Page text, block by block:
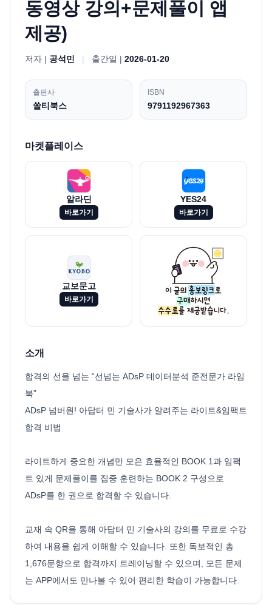
동영상 강의+문제풀이 앱
제공)
저자 | 공석민 | 출간일 | 2026-01-20
출판사
쏠티북스
ISBN
9791192967363
마켓플레이스
알라딘
바로가기
YES24
바로가기
교보문고
바로가기
소개
합격의 선을 넘는 “선넘는 ADsP 데이터분석 준전문가 라임
북”
ADsP 넘버원! 아답터 민 기술사가 알려주는 라이트&임팩트
합격 비법
라이트하게 중요한 개념만 모은 효율적인 BOOK 1과 임팩
트 있게 문제풀이를 집중 훈련하는 BOOK 2 구성으로
ADsP를 한 권으로 합격할 수 있습니다.
교재 속 QR을 통해 아답터 민 기술사의 강의를 무료로 수강
하여 내용을 쉽게 이해할 수 있습니다. 또한 독보적인 총
1,676문항으로 합격까지 트레이닝할 수 있으며, 모든 문제
는 APP에서도 만나볼 수 있어 편리한 학습이 가능합니다.